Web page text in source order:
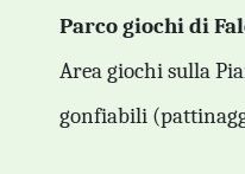
Parco giochi di
Area giochi sulla
gonfiabili